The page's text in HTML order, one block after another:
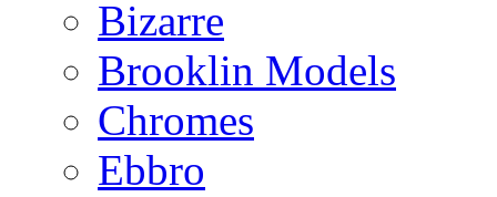
Bizarre
Brooklin Models
Chromes
Ebbro